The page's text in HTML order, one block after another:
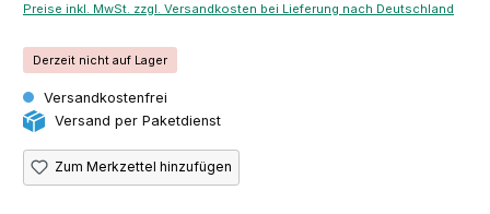
Preise inkl. MwSt. zzgl. Versandkosten bei Lieferung nach Deutschland
Derzeit nicht auf Lager
Versandkostenfrei
Versand per Paketdienst
Zum Merkzettel hinzufügen